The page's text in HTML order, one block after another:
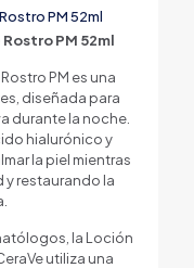
PM 52ml
PM 52ml
PM es una
diseñada para
durante la noche.
hialurónico y
la piel mientras
y restaurando la
la Loción
utiliza una